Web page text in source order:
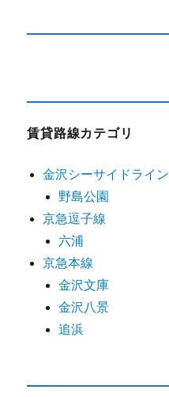
賃貸路線カテゴリ
金沢シーサイドライン
野島公園
京急逗子線
六浦
京急本線
金沢文庫
金沢八景
追浜